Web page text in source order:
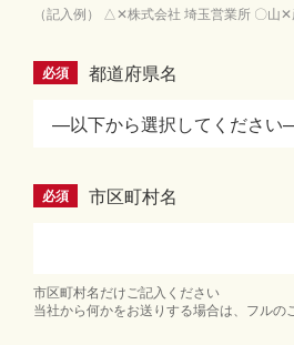
（記入例） △✕株式会社 埼玉営業所 〇山✕
必須 都道府県名
必須 市区町村名
市区町村名だけご記入ください
当社から何かをお送りする場合は、フルの